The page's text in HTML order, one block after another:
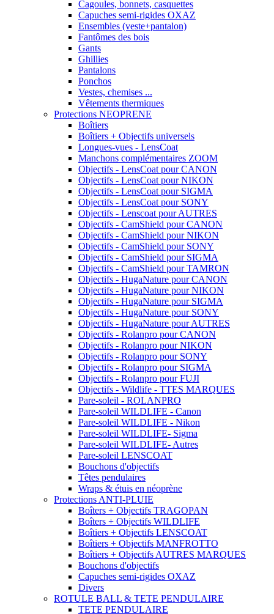
Cagoules, bonnets, casquettes
Capuches semi-rigides OXAZ
Ensembles (veste+pantalon)
Fantômes des bois
Gants
Ghillies
Pantalons
Ponchos
Vestes, chemises ...
Vêtements thermiques
Protections NEOPRENE
Boîtiers
Boîtiers + Objectifs universels
Longues-vues - LensCoat
Manchons complémentaires ZOOM
Objectifs - LensCoat pour CANON
Objectifs - LensCoat pour NIKON
Objectifs - LensCoat pour SIGMA
Objectifs - LensCoat pour SONY
Objectifs - Lenscoat pour AUTRES
Objectifs - CamShield pour CANON
Objectifs - CamShield pour NIKON
Objectifs - CamShield pour SONY
Objectifs - CamShield pour SIGMA
Objectifs - CamShield pour TAMRON
Objectifs - HugaNature pour CANON
Objectifs - HugaNature pour NIKON
Objectifs - HugaNature pour SIGMA
Objectifs - HugaNature pour SONY
Objectifs - HugaNature pour AUTRES
Objectifs - Rolanpro pour CANON
Objectifs - Rolanpro pour NIKON
Objectifs - Rolanpro pour SONY
Objectifs - Rolanpro pour SIGMA
Objectifs - Rolanpro pour FUJI
Objectifs - Wildlife - TTES MARQUES
Pare-soleil - ROLANPRO
Pare-soleil WILDLIFE - Canon
Pare-soleil WILDLIFE - Nikon
Pare-soleil WILDLIFE- Sigma
Pare-soleil WILDLIFE- Autres
Pare-soleil LENSCOAT
Bouchons d'objectifs
Têtes pendulaires
Wraps & étuis en néoprène
Protections ANTI-PLUIE
Boîters + Objectifs TRAGOPAN
Boîters + Objectifs WILDLIFE
Boîtiers + Objectifs LENSCOAT
Boîtiers + Objectifs MANFROTTO
Boîtiers + Objectifs AUTRES MARQUES
Bouchons d'objectifs
Capuches semi-rigides OXAZ
Divers
ROTULE BALL & TETE PENDULAIRE
TETE PENDULAIRE